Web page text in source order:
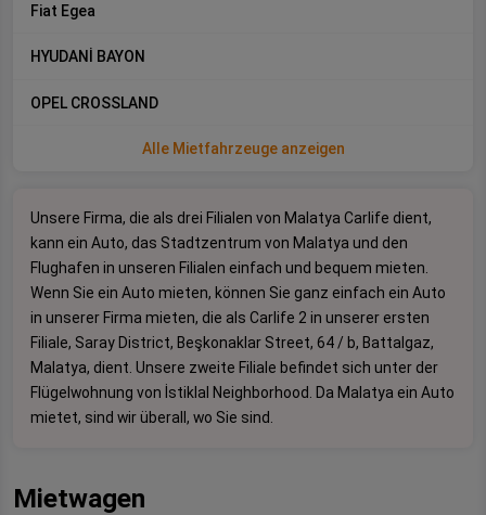
Unsere Firma, die als drei Filialen von Malatya Carlife dient,
kann ein Auto, das Stadtzentrum von Malatya und den
Flughafen in unseren Filialen einfach und bequem mieten.
Wenn Sie ein Auto mieten, können Sie ganz einfach ein Auto
in unserer Firma mieten, die als Carlife 2 in unserer ersten
Filiale, Saray District, Beşkonaklar Street, 64 / b, Battalgaz,
Malatya, dient. Unsere zweite Filiale befindet sich unter der
Flügelwohnung von İstiklal Neighborhood. Da Malatya ein Auto
mietet, sind wir überall, wo Sie sind.
Mietwagen
Fiat Egea
HYUDANİ BAYON
OPEL CROSSLAND
Alle Mietfahrzeuge anzeigen